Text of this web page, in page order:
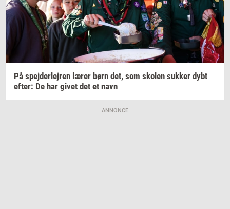
På spej­der­lej­ren lærer børn det, som sko­len suk­ker dybt
efter: De har givet det et navn
ANNONCE